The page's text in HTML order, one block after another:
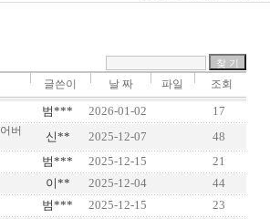
글쓴이 날 짜 파일 조회
범*** 2026-01-02
17
버
신** 2025-12-07
48
범*** 2025-12-15
21
이** 2025-12-04
44
범*** 2025-12-15
23